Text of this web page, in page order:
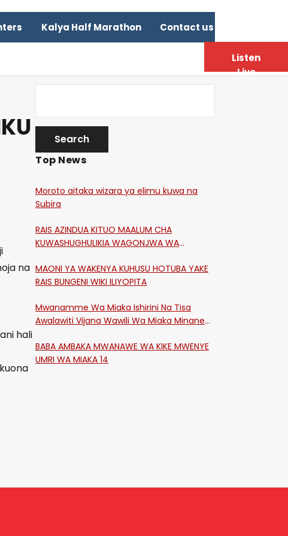
Kalya Half Marathon Contact us
na
hali
Top News
Moroto aitaka wizara ya elimu kuwa na
Subira
RAIS AZINDUA KITUO MAALUM CHA
KUWASHUGHULIKIA WAGONJWA WA
MAONI YA WAKENYA KUHUSU HOTUBA YAKE
RAIS BUNGENI WIKI ILIYOPITA
Mwanamme Wa Miaka Ishirini Na Tisa
Awalawiti Vijana Wawili Wa Miaka Minane
Shikangania, Kakamega
BABA AMBAKA MWANAWE WA KIKE MWENYE
UMRI WA MIAKA 14
Listen
Live